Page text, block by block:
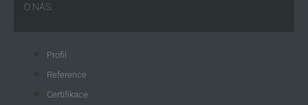
O NÁS
Profil
Reference
Certifikace